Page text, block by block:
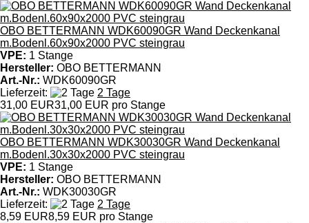
OBO BETTERMANN WDK60090GR Wand Deckenkanal
m.Bodenl.60x90x2000 PVC steingrau
VPE: 1 Stange
Hersteller: OBO BETTERMANN
Art.-Nr.: WDK60090GR
Lieferzeit:
2 Tage
31,00 EUR31,00 EUR pro Stange
OBO BETTERMANN WDK30030GR Wand Deckenkanal
m.Bodenl.30x30x2000 PVC steingrau
VPE: 1 Stange
Hersteller: OBO BETTERMANN
Art.-Nr.: WDK30030GR
Lieferzeit:
2 Tage
8,59 EUR8,59 EUR pro Stange